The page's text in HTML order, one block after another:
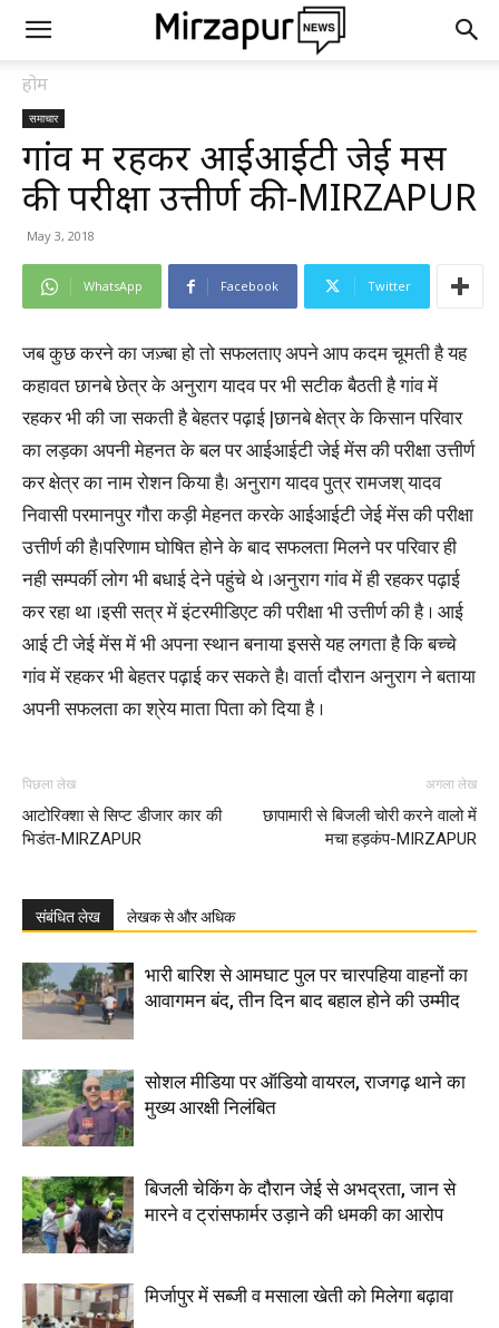
होम
समाचार
गांव में रहकर आईआईटी जेई मेंस
की परीक्षा उत्तीर्ण की-MIRZAPUR
May 3, 2018
WhatsApp Facebook Twitter
जब कुछ करने का जज़्बा हो तो सफलताए अपने आप कदम चूमती है यह
कहावत छानबे छेत्र के अनुराग यादव पर भी सटीक बैठती है गांव में
रहकर भी की जा सकती है बेहतर पढ़ाई |छानबे क्षेत्र के किसान परिवार
का लड़का अपनी मेहनत के बल पर आईआईटी जेई मेंस की परीक्षा उत्तीर्ण
कर क्षेत्र का नाम रोशन किया है। अनुराग यादव पुत्र रामजश् यादव
निवासी परमानपुर गौरा कड़ी मेहनत करके आईआईटी जेई मेंस की परीक्षा
उत्तीर्ण की है।परिणाम घोषित होने के बाद सफलता मिलने पर परिवार ही
नही सम्पर्की लोग भी बधाई देने पहुंचे थे ।अनुराग गांव में ही रहकर पढ़ाई
कर रहा था ।इसी सत्र में इंटरमीडिएट की परीक्षा भी उत्तीर्ण की है । आई
आई टी जेई मेंस में भी अपना स्थान बनाया इससे यह लगता है कि बच्चे
गांव में रहकर भी बेहतर पढ़ाई कर सकते है। वार्ता दौरान अनुराग ने बताया
अपनी सफलता का श्रेय माता पिता को दिया है ।
पिछला लेख
आटोरिक्शा से सिप्ट डीजार कार की
भिडंत-MIRZAPUR
अगला लेख
छापामारी से बिजली चोरी करने वालो में
मचा हड़कंप-MIRZAPUR
संबंधित लेख लेखक से और अधिक
भारी बारिश से आमघाट पुल पर चारपहिया वाहनों का
आवागमन बंद, तीन दिन बाद बहाल होने की उम्मीद
सोशल मीडिया पर ऑडियो वायरल, राजगढ़ थाने का
मुख्य आरक्षी निलंबित
बिजली चेकिंग के दौरान जेई से अभद्रता, जान से
मारने व ट्रांसफार्मर उड़ाने की धमकी का आरोप
मिर्जापुर में सब्जी व मसाला खेती को मिलेगा बढ़ावा